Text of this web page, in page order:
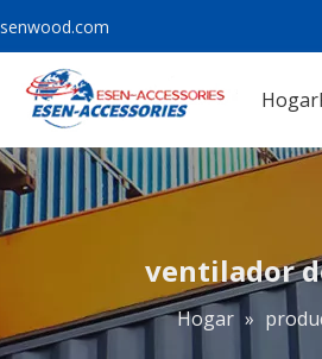
Hogar
ventilador
Hogar »